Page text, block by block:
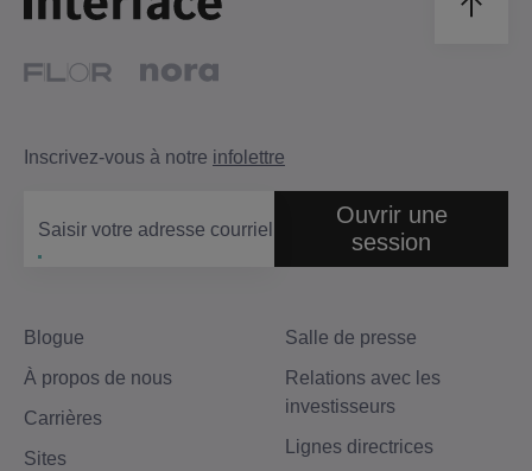
Blogue
À propos de nous
Carrières
Sites
Salle de presse
Relations avec les
investisseurs
Lignes directrices
Inscrivez-vous à notre infolettre
Saisir votre adresse courriel
Ouvrir une
session